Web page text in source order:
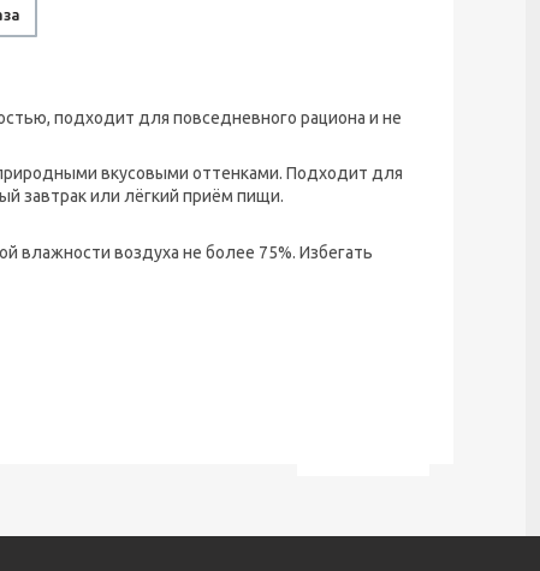
подходит для повседневного рациона и не
вкусовыми оттенками. Подходит для
завтрак или лёгкий приём пищи.
влажности воздуха не более 75%. Избегать